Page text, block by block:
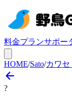
料金プランサポー
HOME/Sato/カワセ
?